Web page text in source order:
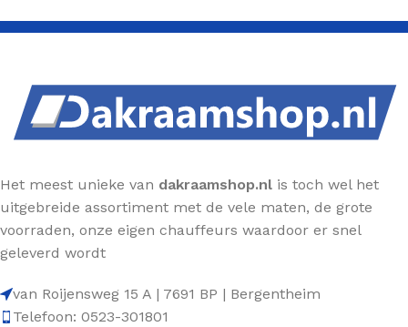
Het meest unieke van dakraamshop.nl is toch wel het
uitgebreide assortiment met de vele maten, de grote
voorraden, onze eigen chauffeurs waardoor er snel
geleverd wordt
van Roijensweg 15 A | 7691 BP | Bergentheim
Telefoon: 0523-301801